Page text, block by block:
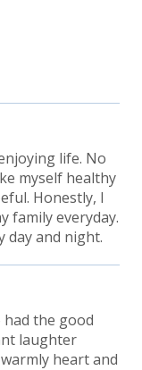
life. No
myself healthy
Honestly, I
family everyday.
day and night.
had the good
laughter
heart and